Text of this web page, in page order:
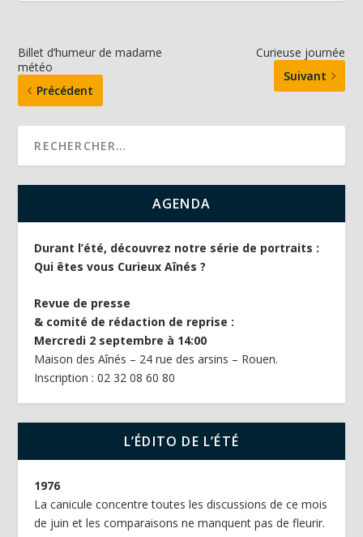
Billet d’humeur de madame
météo
Précédent
Curieuse journée
Suivant
AGENDA
Durant l’été, découvrez notre série de portraits :
Qui êtes vous Curieux Aînés ?
Revue de presse
& comité de rédaction de reprise :
Mercredi 2 septembre à 14:00
Maison des Aînés – 24 rue des arsins – Rouen.
Inscription : 02 32 08 60 80
L’ÉDITO DE L’ÉTÉ
1976
La canicule concentre toutes les discussions de ce mois
de juin et les comparaisons ne manquent pas de fleurir.